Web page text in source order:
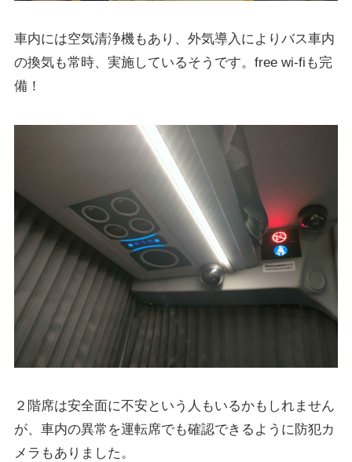
車内には空気清浄機もあり、外気導入によりバス車内
の換気も常時、実施しているそうです。free wi-fiも完
備！
２階席は安全面に不安という人もいるかもしれません
が、車内の異常を運転席でも確認できるように防犯カ
メラもありました。